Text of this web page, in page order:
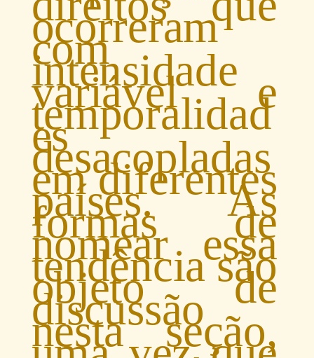
ocorreram
com
intensidade
variável e
temporalidad
es
desacopladas
em diferentes
países. As
formas de
nomear essa
tendência são
objeto de
discussão
nesta seção,